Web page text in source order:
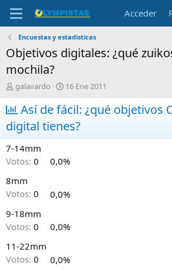
Acceder
Encuestas y estadisticas
Objetivos digitales: ¿qué
mochila?
I
n
i
c
i
a
d
o
d
e
t
e
a
galavardo
F
e
c
h
a
d
i
c
16 Ene 2011
Así de fácil: ¿qué objetivos
digital tienes?
7-14mm
Votos: 0
0,0%
8mm
Votos: 0
0,0%
9-18mm
Votos: 0
0,0%
11-22mm
Votos: 0
0,0%